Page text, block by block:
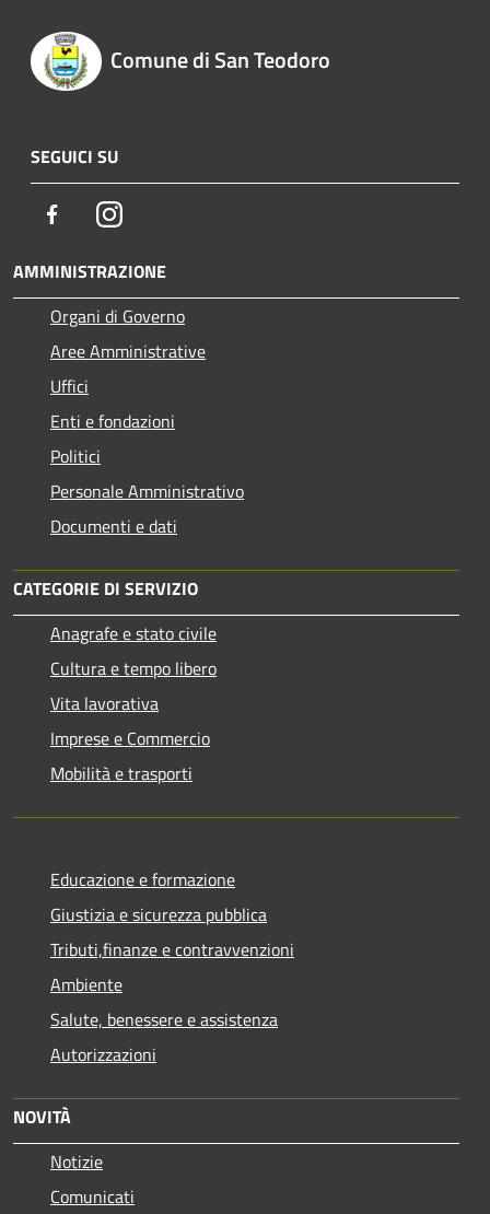
Comune di San Teodoro
SEGUICI SU
FacebookInstagram
AMMINISTRAZIONE
Organi di Governo
Aree Amministrative
Uffici
Enti e fondazioni
Politici
Personale Amministrativo
Documenti e dati
CATEGORIE DI SERVIZIO
Anagrafe e stato civile
Cultura e tempo libero
Vita lavorativa
Imprese e Commercio
Mobilità e trasporti
Educazione e formazione
Giustizia e sicurezza pubblica
Tributi,finanze e contravvenzioni
Ambiente
Salute, benessere e assistenza
Autorizzazioni
NOVITÀ
Notizie
Comunicati